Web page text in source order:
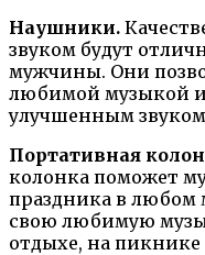
Наушники.
звуком будут
мужчины. Они
любимой музыкой
улучшенным
Портативная
колонка поможет
праздника в любом
свою любимую
отдыхе, на пикнике